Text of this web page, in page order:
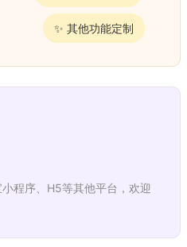
✨ 其他功能定制
程序、H5等其他平台，欢迎